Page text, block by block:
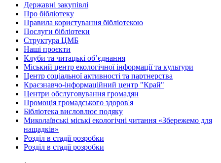
Державні закупівлі
Про бібліотеку
Правила користування бібліотекою
Послуги бібліотеки
Структура ЦМБ
Наші проєкти
Клуби та читацькі об’єднання
Міський центр екологічної інформації та культури
Центр соціальної активності та партнерства
Краєзнавчо-інформаційний центр "Край"
Центри обслуговування громадян
Промоція громадського здоров'я
Бібліотека висловлює подяку
Миколаївські міські екологічні читання «Збережемо для
нащадків»
Розділ в стадії розробки
Розділ в стадії розробки